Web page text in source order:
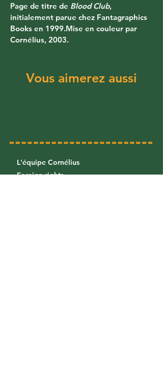
Page de titre de Blood Club,
initialement parue chez Fantagraphics
Books en 1999.Mise en couleur par
Cornélius, 2003.
Vous aimerez aussi
L'équipe Cornélius
Foreign rights